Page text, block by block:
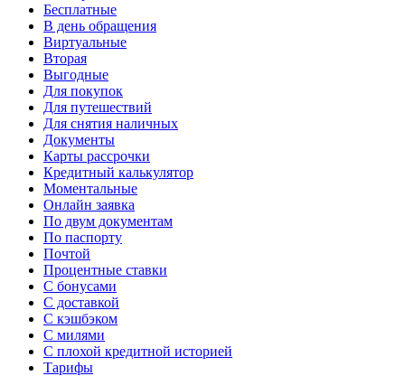
Бесплатные
В день обращения
Виртуальные
Вторая
Выгодные
Для покупок
Для путешествий
Для снятия наличных
Документы
Карты рассрочки
Кредитный калькулятор
Моментальные
Онлайн заявка
По двум документам
По паспорту
Почтой
Процентные ставки
С бонусами
С доставкой
С кэшбэком
С милями
С плохой кредитной историей
Тарифы